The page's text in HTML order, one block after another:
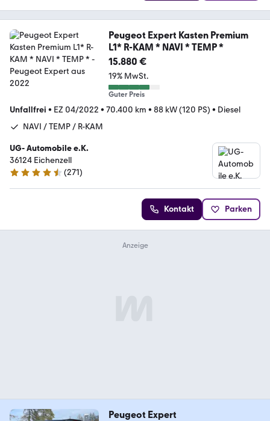
Peugeot Expert Kasten Premium
L1* R-KAM * NAVI * TEMP *
15.880 €
19% MwSt.
Guter Preis
Unfallfrei • EZ 04/2022 • 70.400 km • 88 kW (120 PS) • Diesel
NAVI / TEMP / R-KAM
UG- Automobile e.K.
36124 Eichenzell
4.6 Sterne
(271)
Kontakt Parken
Peugeot Expert